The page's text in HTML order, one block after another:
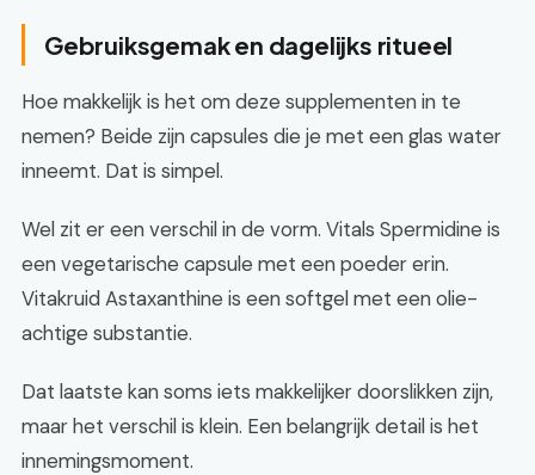
Gebruiksgemak en dagelijks ritueel
Hoe makkelijk is het om deze supplementen in te
nemen? Beide zijn capsules die je met een glas water
inneemt. Dat is simpel.
Wel zit er een verschil in de vorm. Vitals Spermidine is
een vegetarische capsule met een poeder erin.
Vitakruid Astaxanthine is een softgel met een olie-
achtige substantie.
Dat laatste kan soms iets makkelijker doorslikken zijn,
maar het verschil is klein. Een belangrijk detail is het
innemingsmoment.